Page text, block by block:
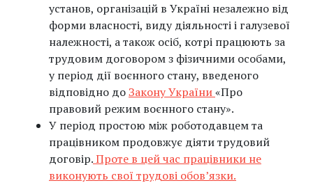
установ, організацій в Україні незалежно від
форми власності, виду діяльності і галузевої
належності, а також осіб, котрі працюють за
трудовим договором з фізичними особами,
у період дії воєнного стану, введеного
відповідно доЗакону України«Про
правовий режим воєнного стану».
У період простою між роботодавцем та
працівником продовжує діяти трудовий
договір.Проте в цей час працівники не
виконують свої трудові обов’язки.